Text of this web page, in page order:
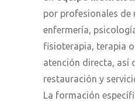
por profesionales de
enfermería,
fisioterapia, terapia
atención directa, así
restauración y
La formación